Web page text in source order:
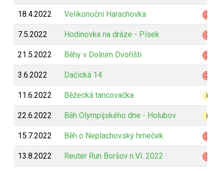
18.4.2022 Velikonoční Harachovka Z
7.5.2022 Hodinovka na dráze - Písek Z
21.5.2022 Běhy v Dolním Dvořišti Z
3.6.2022 Dačická 14 Z
11.6.2022 Běžecká tancovačka
22.6.2022 Běh Olympijského dne - Holubov
15.7.2022 Běh o Neplachovský hrneček Z
13.8.2022 Reuter Run Boršov n.Vl. 2022 Z